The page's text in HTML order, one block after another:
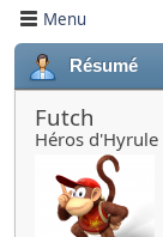
Menu
Résumé
Futch
Héros d'Hyrule